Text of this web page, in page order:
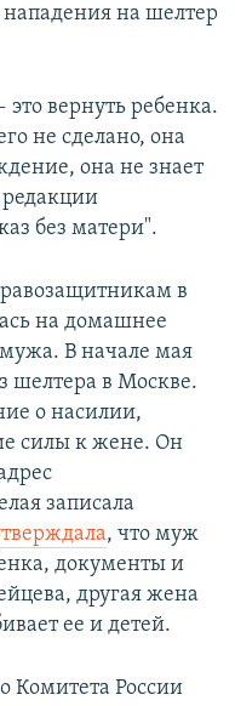
нападения на шелтер
вернуть ребенка.
не сделано, она
она не знает
редакции
без матери".
в
на домашнее
В начале мая
в Москве.
о насилии,
силы к жене. Он
записала
, что муж
документы и
другая жена
ее и детей.
Комитета России